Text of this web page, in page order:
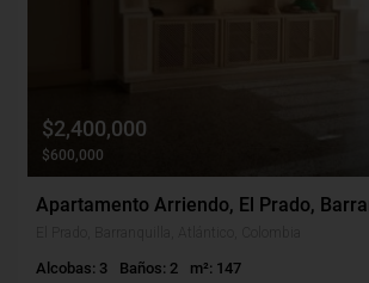
$2,400,000
$600,000
Apartamento Arriendo, El Prado,
Alcobas: 3 Baños: 2
m²: 147